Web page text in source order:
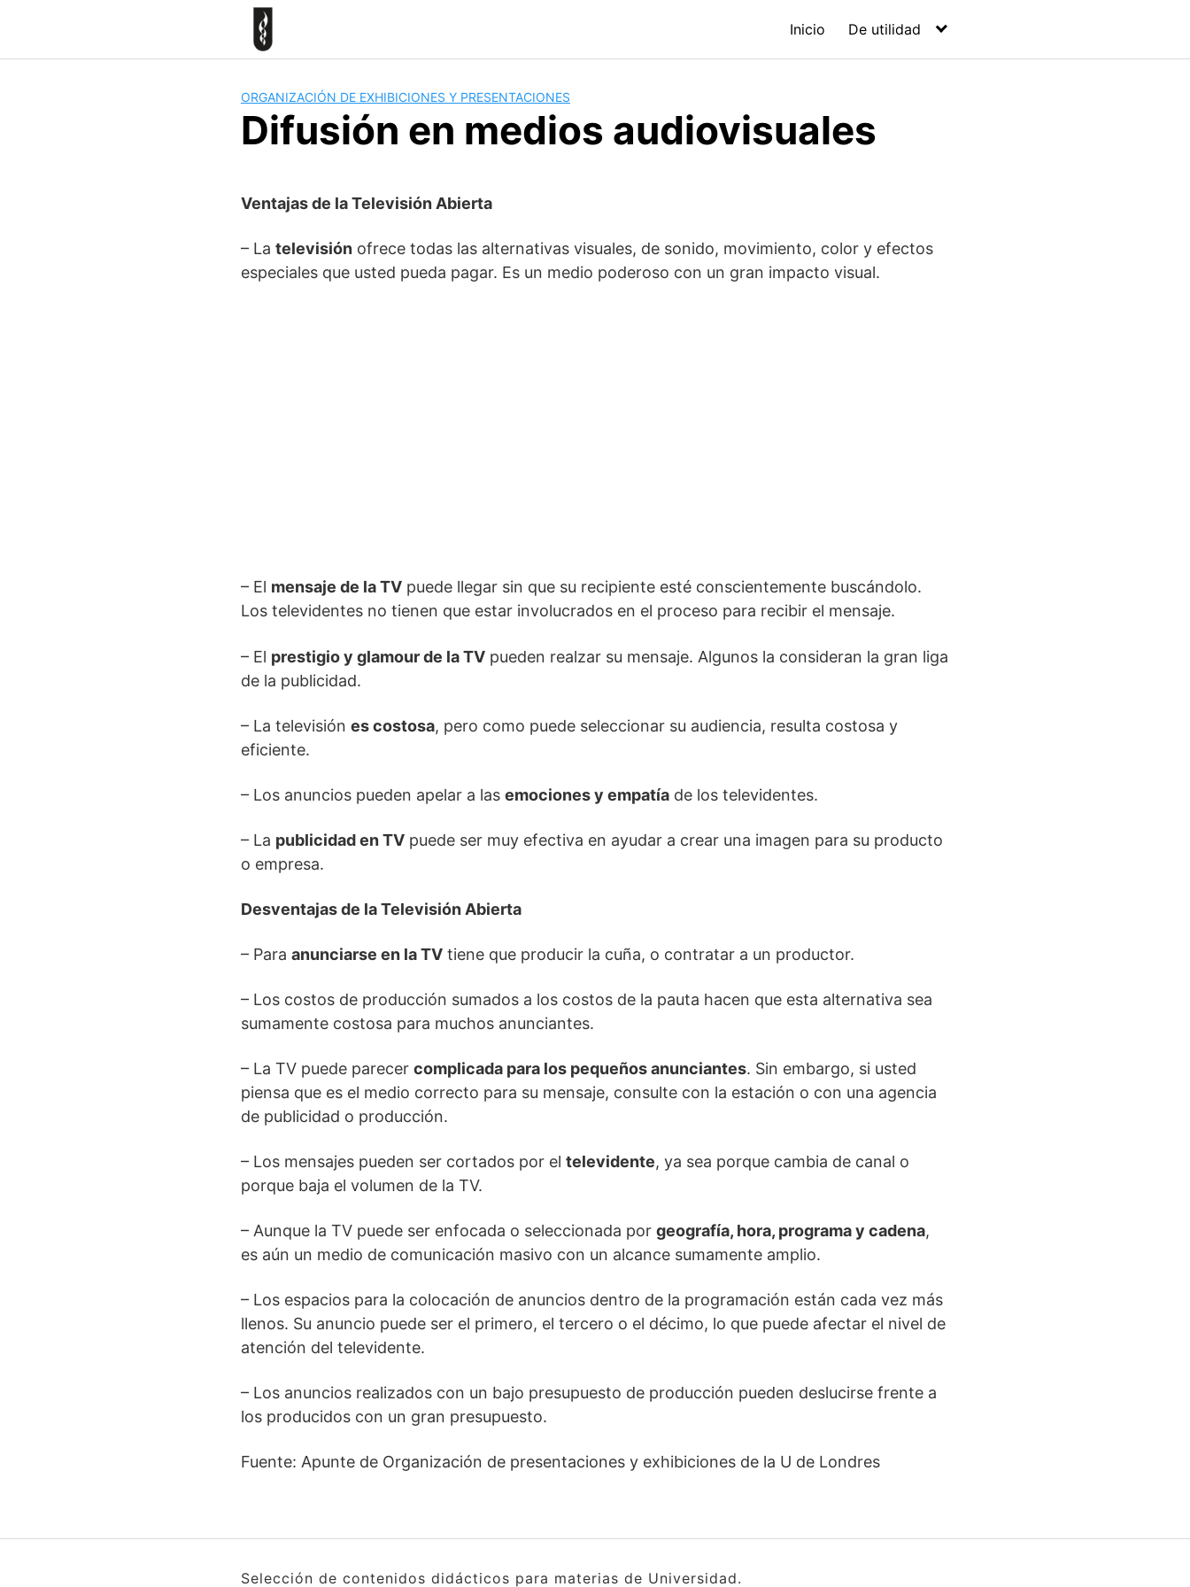
Inicio De utilidad
ORGANIZACIÓN DE EXHIBICIONES Y PRESENTACIONES
Difusión en medios audiovisuales
Ventajas de la Televisión Abierta
– La televisión ofrece todas las alternativas visuales, de sonido, movimiento, color y efectos
especiales que usted pueda pagar. Es un medio poderoso con un gran impacto visual.
– El mensaje de la TV puede llegar sin que su recipiente esté conscientemente buscándolo.
Los televidentes no tienen que estar involucrados en el proceso para recibir el mensaje.
– El prestigio y glamour de la TV pueden realzar su mensaje. Algunos la consideran la gran liga
de la publicidad.
– La televisión es costosa, pero como puede seleccionar su audiencia, resulta costosa y
eficiente.
– Los anuncios pueden apelar a las emociones y empatía de los televidentes.
– La publicidad en TV puede ser muy efectiva en ayudar a crear una imagen para su producto
o empresa.
Desventajas de la Televisión Abierta
– Para anunciarse en la TV tiene que producir la cuña, o contratar a un productor.
– Los costos de producción sumados a los costos de la pauta hacen que esta alternativa sea
sumamente costosa para muchos anunciantes.
– La TV puede parecer complicada para los pequeños anunciantes. Sin embargo, si usted
piensa que es el medio correcto para su mensaje, consulte con la estación o con una agencia
de publicidad o producción.
– Los mensajes pueden ser cortados por el televidente, ya sea porque cambia de canal o
porque baja el volumen de la TV.
– Aunque la TV puede ser enfocada o seleccionada por geografía, hora, programa y cadena,
es aún un medio de comunicación masivo con un alcance sumamente amplio.
– Los espacios para la colocación de anuncios dentro de la programación están cada vez más
llenos. Su anuncio puede ser el primero, el tercero o el décimo, lo que puede afectar el nivel de
atención del televidente.
– Los anuncios realizados con un bajo presupuesto de producción pueden deslucirse frente a
los producidos con un gran presupuesto.
Fuente: Apunte de Organización de presentaciones y exhibiciones de la U de Londres
Selección de contenidos didácticos para materias de Universidad.